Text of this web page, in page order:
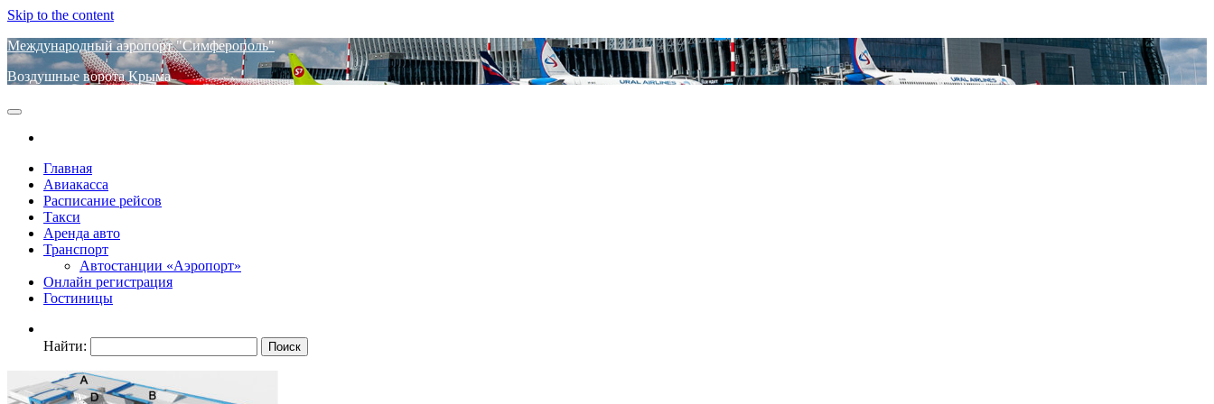
Skip to the content
Международный аэропорт "Симферополь"
Воздушные ворота Крыма
Главная
Авиакасса
Расписание рейсов
Такси
Аренда авто
Транспорт
Автостанции «Аэропорт»
Онлайн регистрация
Гостиницы
Найти: